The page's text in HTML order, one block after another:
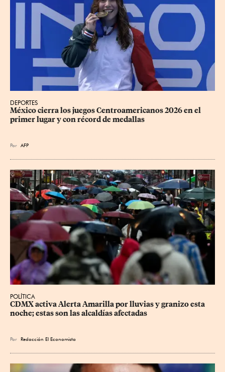
DEPORTES
México cierra los juegos Centroamericanos 2026 en el
primer lugar y con récord de medallas
Por AFP
POLÍTICA
CDMX activa Alerta Amarilla por lluvias y granizo esta
noche; estas son las alcaldías afectadas
Por Redacción El Economista